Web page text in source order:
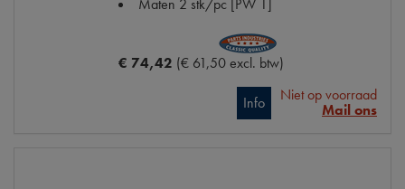
Maten 2 stk/pc [PW 1]
€ 74,42 (€ 61,50 excl. btw)
Info
Niet op voorraad
Mail ons